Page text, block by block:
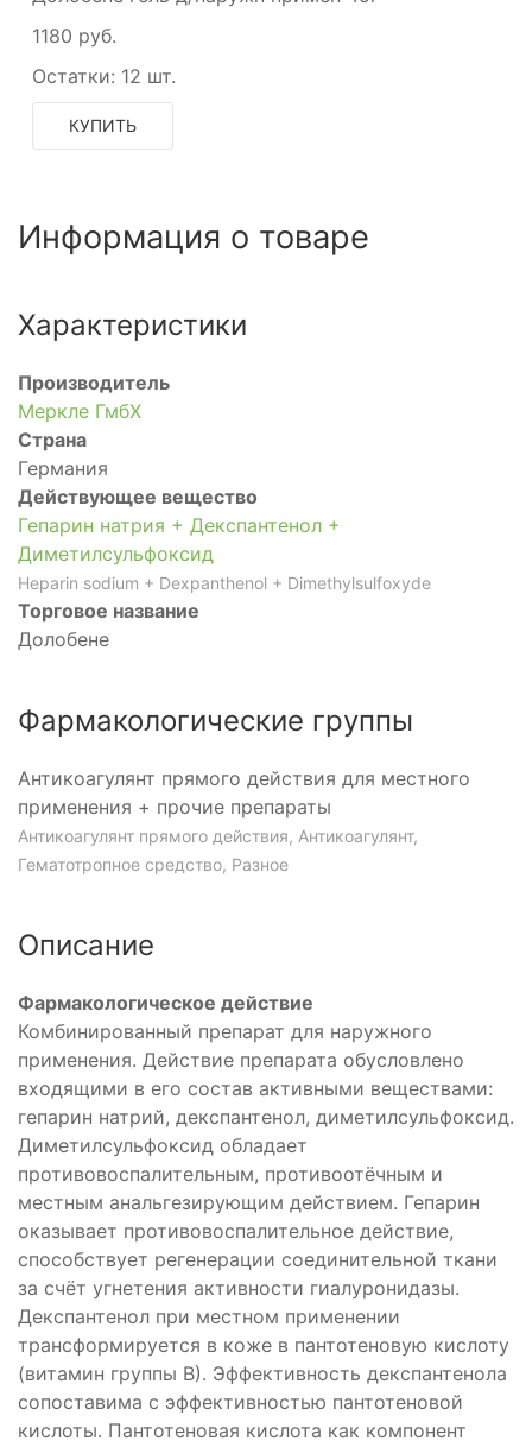
1180 руб.
Остатки: 12 шт.
КУПИТЬ
Информация о товаре
Характеристики
Производитель
Меркле ГмбХ
Страна
Германия
Действующее вещество
Гепарин натрия + Декспантенол +
Диметилсульфоксид
Heparin sodium + Dexpanthenol + Dimethylsulfoxyde
Торговое название
Долобене
Фармакологические группы
Антикоагулянт прямого действия для местного
применения + прочие препараты
Антикоагулянт прямого действия, Антикоагулянт,
Гематотропное средство, Разное
Описание
Фармакологическое действие
Комбинированный препарат для наружного
применения. Действие препарата обусловлено
входящими в его состав активными веществами:
гепарин натрий, декспантенол, диметилсульфоксид.
Диметилсульфоксид обладает
противовоспалительным, противоотёчным и
местным анальгезирующим действием. Гепарин
оказывает противовоспалительное действие,
способствует регенерации соединительной ткани
за счёт угнетения активности гиалуронидазы.
Декспантенол при местном применении
трансформируется в коже в пантотеновую кислоту
(витамин группы В). Эффективность декспантенола
сопоставима с эффективностью пантотеновой
кислоты. Пантотеновая кислота как компонент